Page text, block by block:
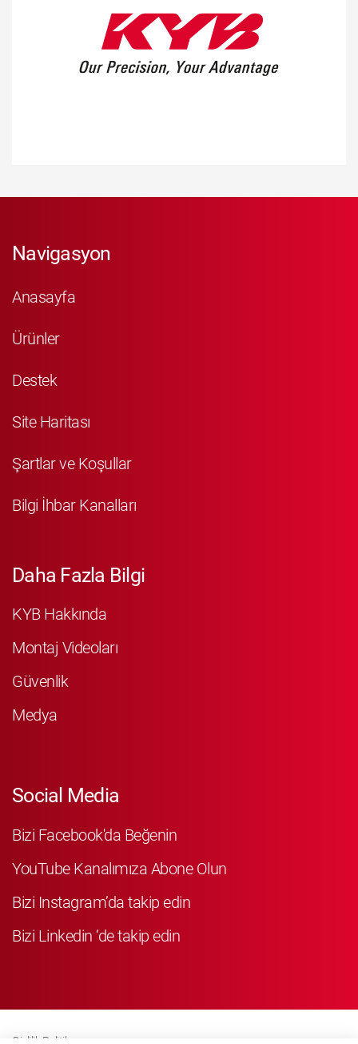
Navigasyon
Anasayfa
Ürünler
Destek
Site Haritası
Şartlar ve Koşullar
Bilgi İhbar Kanalları
Daha Fazla Bilgi
KYB Hakkında
Montaj Videoları
Güvenlik
Medya
Social Media
Bizi Facebook'da Beğenin
YouTube Kanalımıza Abone Olun
Bizi Instagram’da takip edin
Bizi Linkedin ‘de takip edin
Gizlilik Politikası